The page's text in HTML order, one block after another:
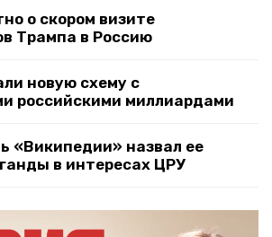
о скором визите
Трампа в Россию
новую схему с
российскими миллиардами
«Википедии» назвал ее
в интересах ЦРУ